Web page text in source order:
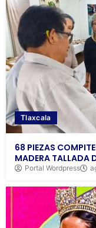
Tlaxcala
68 PIEZAS
MADERA TALLADA
Portal Wordpress